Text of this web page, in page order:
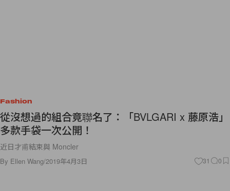
Fashion
從沒想過的組合竟聯名了：「BVLGARI x 藤原浩」
多款手袋一次公開！
近日才甫結束與 Moncler
By Ellen Wang/2019年4月3日 31 0